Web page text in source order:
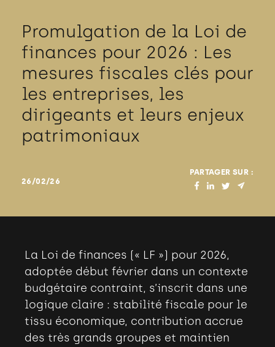
Promulgation de la Loi de
finances pour 2026 : Les
mesures fiscales clés pour
les entreprises, les
dirigeants et leurs enjeux
patrimoniaux
26/02/26
PARTAGER SUR :
La Loi de finances (« LF ») pour 2026,
adoptée début février dans un contexte
budgétaire contraint, s’inscrit dans une
logique claire : stabilité fiscale pour le
tissu économique, contribution accrue
des très grands groupes et maintien